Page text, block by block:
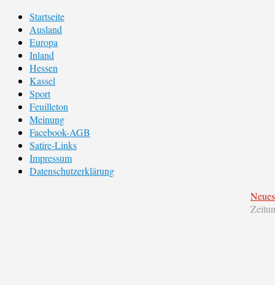
Startseite
Ausland
Europa
Inland
Hessen
Kassel
Sport
Feuilleton
Meinung
Facebook-AGB
Satire-Links
Impressum
Datenschutzerklärung